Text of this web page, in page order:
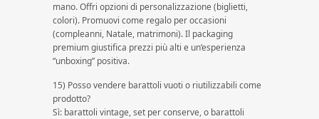
mano. Offri opzioni di personalizzazione (biglietti,
colori). Promuovi come regalo per occasioni
(compleanni, Natale, matrimoni). Il packaging
premium giustifica prezzi più alti e un’esperienza
“unboxing” positiva.
15) Posso vendere barattoli vuoti o riutilizzabili come
prodotto?
Sì: barattoli vintage, set per conserve, o barattoli